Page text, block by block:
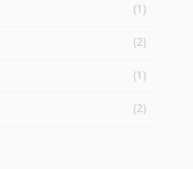
(1)
(2)
(1)
(2)